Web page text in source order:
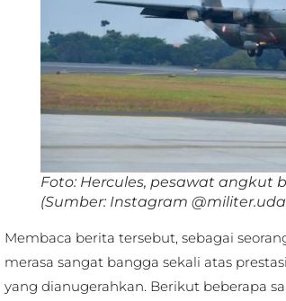
Foto: Hercules, pesawat angkut
(Sumber: Instagram
Membaca berita tersebut, sebagai
merasa sangat bangga sekali atas
yang dianugerahkan. Berikut beberapa